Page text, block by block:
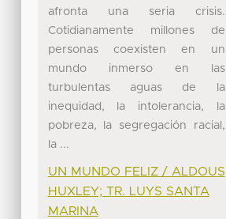
afronta una seria crisis.
Cotidianamente millones de
personas coexisten en un
mundo inmerso en las
turbulentas aguas de la
inequidad, la intolerancia, la
pobreza, la segregación racial,
la ...
UN MUNDO FELIZ / ALDOUS
HUXLEY; TR. LUYS SANTA
MARINA